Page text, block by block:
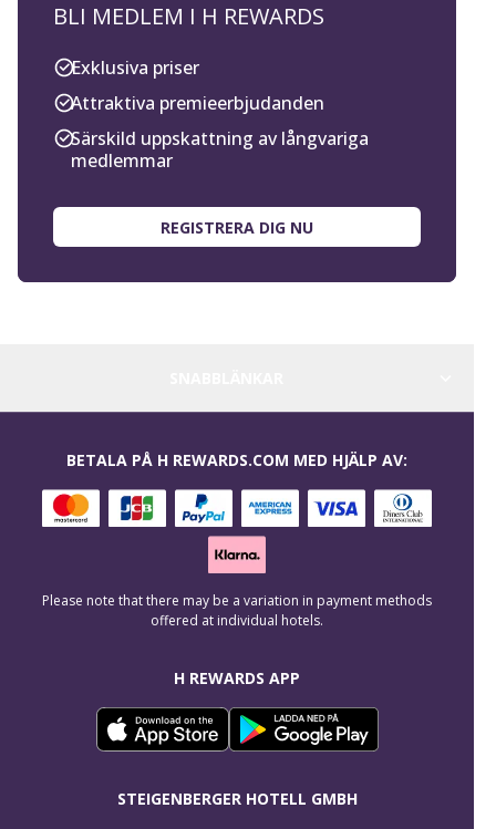
BLI MEDLEM I H REWARDS
Exklusiva priser
Attraktiva premieerbjudanden
Särskild uppskattning av långvariga
medlemmar
REGISTRERA DIG NU
H REWARDS APP
STEIGENBERGER HOTELL GMBH
BETALA PÅ H REWARDS.COM MED HJÄLP AV:
Please note that there may be a variation in payment methods
offered at individual hotels.